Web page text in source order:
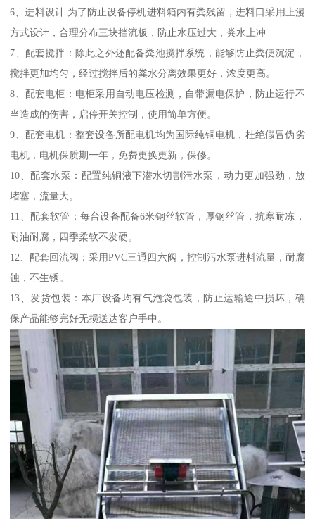
6、进料设计:为了防止设备停机进料箱内有粪残留，进料口采用上漫
方式设计，合理分布三块挡流板，防止水压过大，粪水上冲
7、配套搅拌：除此之外还配备粪池搅拌系统，能够防止粪便沉淀，
搅拌更加均匀，经过搅拌后的粪水分离效果更好，浓度更高。
8、配套电柜：电柜采用自动电压检测，自带漏电保护，防止运行不
当造成的伤害，启停开关控制，使用简单方便。
9、配套电机：整套设备所配电机均为国际纯铜电机，杜绝假冒伪劣
电机，电机保质期一年，免费更换更新，保修。
10、配套水泵：配置纯铜液下潜水切割污水泵，动力更加强劲，放
堵塞，流量大。
11、配套软管：每台设备配备6米钢丝软管，厚钢丝管，抗寒耐冻，
耐油耐腐，四季柔软不发硬。
12、配套回流阀：采用PVC三通四六阀，控制污水泵进料流量，耐腐
蚀，不生锈。
13、发货包装：本厂设备均有气泡袋包装，防止运输途中损坏，确
保产品能够完好无损送达客户手中。